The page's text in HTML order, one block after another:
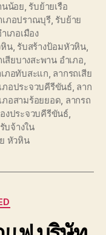
นน้อย, รับย้ายเรือ
เภอปราณบุรี, รับย้าย
เภอเมือง
หิน, รับสร้างป้อมหัวหิน,
สียบางสะพาน อำเภอ,
ภอทับสะแก, ลากรถเสีย
ภอประจวบคีรีขันธ์, ลาก
ภอสามร้อยยอด, ลากรถ
องประจวบคีรีขันธ์,
บจ้างใน
หัวหิน